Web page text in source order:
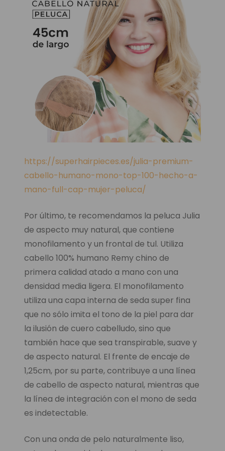
https://superhairpieces.es/julia-premium-
cabello-humano-mono-top-100-hecho-a-
mano-full-cap-mujer-peluca/
Por último, te recomendamos la peluca Julia
de aspecto muy natural, que contiene
monofilamento y un frontal de tul. Utiliza
cabello 100% humano Remy chino de
primera calidad atado a mano con una
densidad media ligera. El monofilamento
utiliza una capa interna de seda super fina
que no sólo imita el tono de la piel para dar
la ilusión de cuero cabelludo, sino que
también hace que sea transpirable, suave y
de aspecto natural. El frente de encaje de
1,25cm, por su parte, contribuye a una línea
de cabello de aspecto natural, mientras que
la línea de integración con el mono de seda
es indetectable.
Con una onda de pelo naturalmente liso,